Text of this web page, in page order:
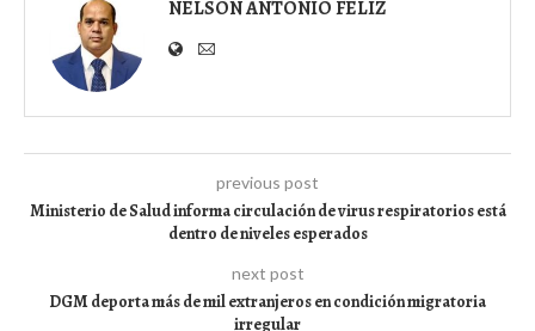
NELSON ANTONIO FELIZ
previous post
Ministerio de Salud informa circulación de virus respiratorios está
dentro de niveles esperados
next post
DGM deporta más de mil extranjeros en condición migratoria
irregular